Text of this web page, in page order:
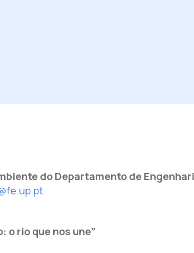
do Departamento de
o rio que nos une”